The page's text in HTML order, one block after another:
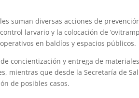
suman diversas acciones de
larvario y la colocación de
en baldíos y espacios públicos.
concientización y entrega de materiales
mientras que desde la Secretaría de
de posibles casos.